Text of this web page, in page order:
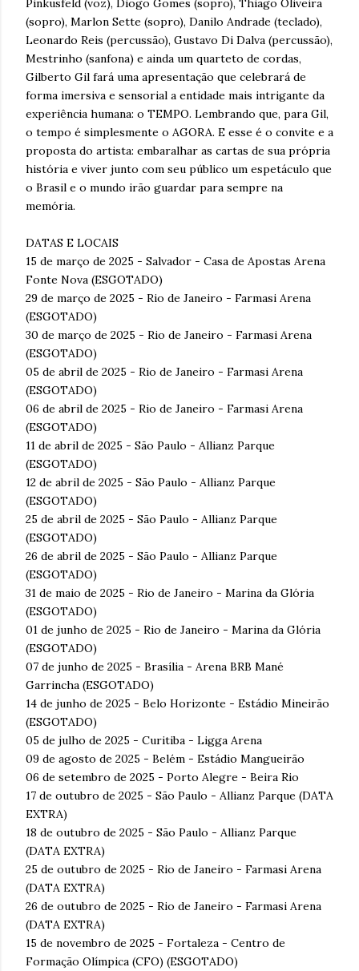
(sopro), Marlon Sette (sopro), Danilo Andrade (teclado),
Leonardo Reis (percussão), Gustavo Di Dalva (percussão),
Mestrinho (sanfona) e ainda um quarteto de cordas,
Gilberto Gil fará uma apresentação que celebrará de
forma imersiva e sensorial a entidade mais intrigante da
experiência humana: o TEMPO. Lembrando que, para Gil,
o tempo é simplesmente o AGORA. E esse é o convite e a
proposta do artista: embaralhar as cartas de sua própria
história e viver junto com seu público um espetáculo que
o Brasil e o mundo irão guardar para sempre na
memória.
DATAS E LOCAIS
15 de março de 2025 - Salvador - Casa de Apostas Arena
Fonte Nova (ESGOTADO)
29 de março de 2025 - Rio de Janeiro - Farmasi Arena
(ESGOTADO)
30 de março de 2025 - Rio de Janeiro - Farmasi Arena
(ESGOTADO)
05 de abril de 2025 - Rio de Janeiro - Farmasi Arena
(ESGOTADO)
06 de abril de 2025 - Rio de Janeiro - Farmasi Arena
(ESGOTADO)
11 de abril de 2025 - São Paulo - Allianz Parque
(ESGOTADO)
12 de abril de 2025 - São Paulo - Allianz Parque
(ESGOTADO)
25 de abril de 2025 - São Paulo - Allianz Parque
(ESGOTADO)
26 de abril de 2025 - São Paulo - Allianz Parque
(ESGOTADO)
31 de maio de 2025 - Rio de Janeiro - Marina da Glória
(ESGOTADO)
01 de junho de 2025 - Rio de Janeiro - Marina da Glória
(ESGOTADO)
07 de junho de 2025 - Brasília - Arena BRB Mané
Garrincha (ESGOTADO)
14 de junho de 2025 - Belo Horizonte - Estádio Mineirão
(ESGOTADO)
05 de julho de 2025 - Curitiba - Ligga Arena
09 de agosto de 2025 - Belém - Estádio Mangueirão
06 de setembro de 2025 - Porto Alegre - Beira Rio
17 de outubro de 2025 - São Paulo - Allianz Parque (DATA
EXTRA)
18 de outubro de 2025 - São Paulo - Allianz Parque
(DATA EXTRA)
25 de outubro de 2025 - Rio de Janeiro - Farmasi Arena
(DATA EXTRA)
26 de outubro de 2025 - Rio de Janeiro - Farmasi Arena
(DATA EXTRA)
15 de novembro de 2025 - Fortaleza - Centro de
Formação Olímpica (CFO) (ESGOTADO)